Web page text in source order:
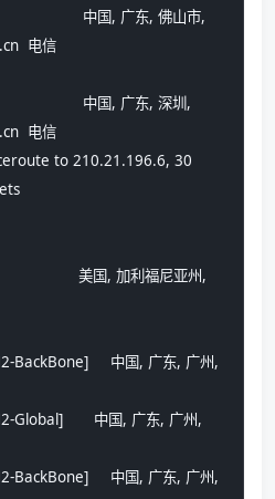
中国, 广东, 佛山市,
电信
中国, 广东, 深圳,
电信
to 210.21.196.6, 30
*
*
美国, 加利福尼亚州,
BackBone]     中国, 广东, 广州,
Global]       中国, 广东, 广州,
BackBone]     中国, 广东, 广州,